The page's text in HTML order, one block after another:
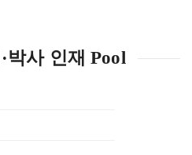
박사 인재 Pool